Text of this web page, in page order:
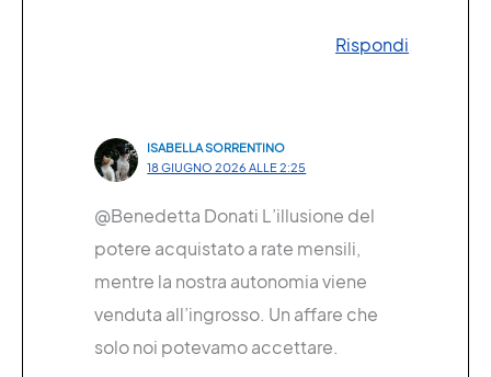
Rispondi
ISABELLA SORRENTINO
18 GIUGNO 2026 ALLE 2:25
@Benedetta Donati L’illusione del
potere acquistato a rate mensili,
mentre la nostra autonomia viene
venduta all’ingrosso. Un affare che
solo noi potevamo accettare.